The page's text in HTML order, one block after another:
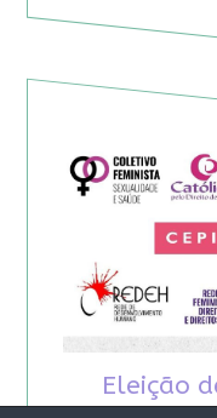
Eleição